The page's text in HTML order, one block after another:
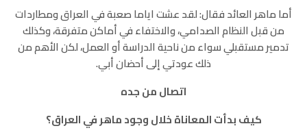
أما ماهر العائد فقال: لقد عشت اياما صعبة في العراق ومطاردات
من قبل النظام الصدامي، والاختفاء في أماكن متفرقة، وكذلك
تدمير مستقبلي سواء من ناحية الدراسة أو العمل، لكن الأهم من
ذلك عودتي إلى أحضان أبي.
اتصال من جده
كيف بدأت المعاناة خلال وجود ماهر في العراق؟